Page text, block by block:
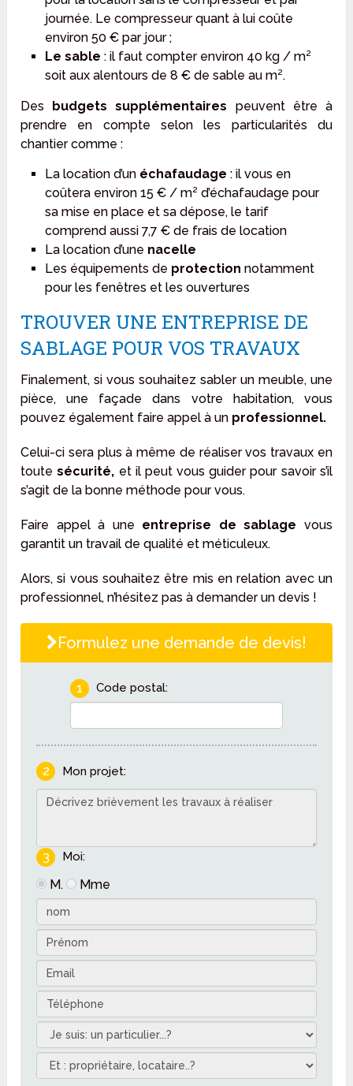
journée. Le compresseur quant à lui coûte
environ 50 € par jour ;
Le sable : il faut compter environ 40 kg / m²
soit aux alentours de 8 € de sable au m².
Des budgets supplémentaires peuvent être à
prendre en compte selon les particularités du
chantier comme :
La location d’un échafaudage : il vous en
coûtera environ 15 € / m² d’échafaudage pour
sa mise en place et sa dépose, le tarif
comprend aussi 7,7 € de frais de location
La location d’une nacelle
Les équipements de protection notamment
pour les fenêtres et les ouvertures
TROUVER UNE ENTREPRISE DE
SABLAGE POUR VOS TRAVAUX
Finalement, si vous souhaitez sabler un meuble, une
pièce, une façade dans votre habitation, vous
pouvez également faire appel à un professionnel.
Celui-ci sera plus à même de réaliser vos travaux en
toutesécurité, et il peut vous guider pour savoir s’il
s’agit de la bonne méthode pour vous.
Faire appel à une entreprise de sablage vous
garantit un travail de qualité et méticuleux.
Alors, si vous souhaitez être mis en relation avec un
professionnel, n’hésitez pas à demander un devis !
Formulez une demande de devis!
1 Code postal:
2 Mon projet:
3 Moi:
M. Mme